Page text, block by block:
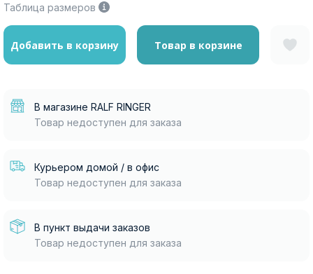
Таблица размеров
Добавить в корзину Товар в корзине
В магазине RALF RINGER
Товар недоступен для заказа
Курьером домой / в офис
Товар недоступен для заказа
В пункт выдачи заказов
Товар недоступен для заказа